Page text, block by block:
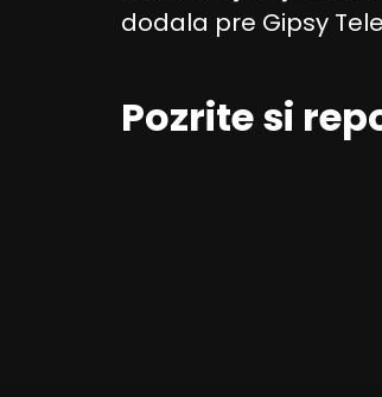
dodala pre Gipsy
Pozrite si